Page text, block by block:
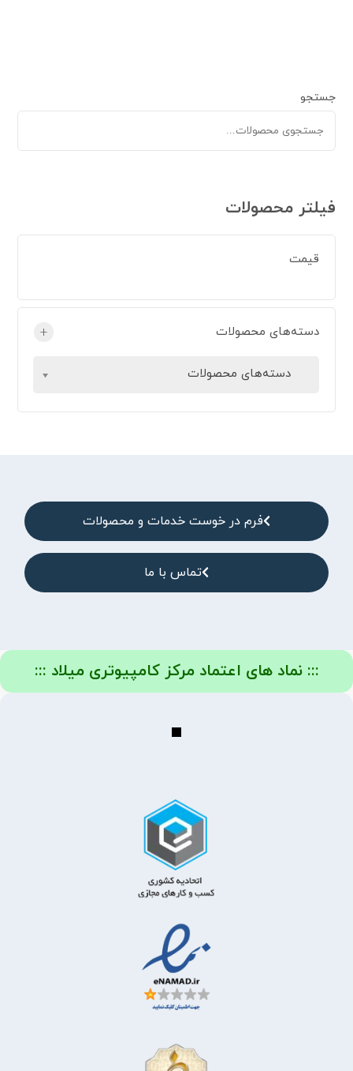
جستجو
فیلتر محصولات
قیمت
دسته‌های محصولات +
دسته‌های محصولات
فرم در خوست خدمات و محصولات
تماس با ما
::: نماد های اعتماد مرکز کامپیوتری میلاد :::